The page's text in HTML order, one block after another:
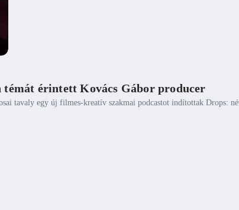
érintett Kovács Gábor producer
tavaly egy új filmes-kreatív szakmai podcastot indítottak Drops: